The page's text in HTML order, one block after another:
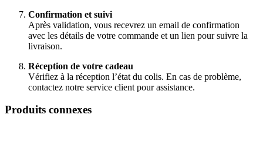
Confirmation et suivi
Après validation, vous recevrez un email de confirmation
avec les détails de votre commande et un lien pour suivre la
livraison.
Réception de votre cadeau
Vérifiez à la réception l’état du colis. En cas de problème,
contactez notre service client pour assistance.
Produits connexes